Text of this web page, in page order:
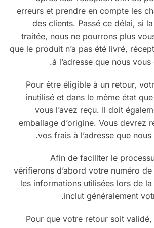
erreurs et prendre en compte les
des clients. Passé ce délai, si
traitée, nous ne pourrons plus
que le produit n’a pas été livré,
à l’adresse que nous
Pour être éligible à un retour,
inutilisé et dans le même état
vous l’avez reçu. Il doit
emballage d’origine. Vous devrez
vos frais à l’adresse que
Afin de faciliter le
vérifierons d’abord votre numéro
les informations utilisées lors de
inclut généralement
Pour que votre retour soit